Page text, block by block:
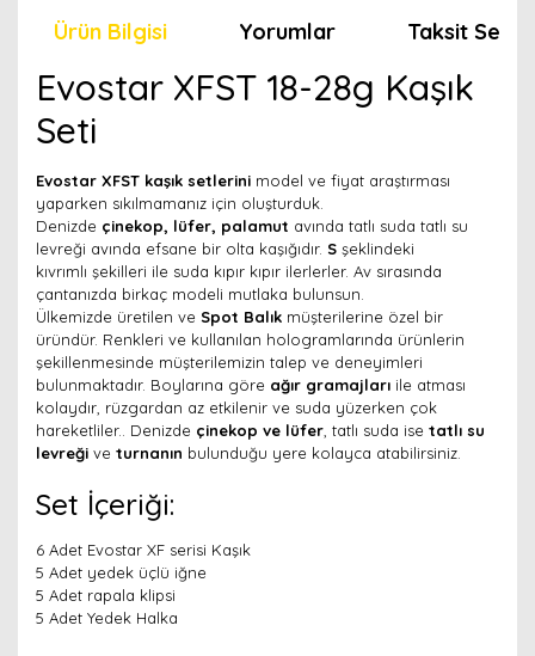
Ürün Bilgisi Yorumlar Taksit
Evostar XFST 18-28g Kaşık
Seti
Evostar XFST kaşık setlerini model ve fiyat araştırması
yaparken sıkılmamanız için oluşturduk.
Denizde çinekop, lüfer, palamut avında tatlı suda tatlı su
levreği avında efsane bir olta kaşığıdır. S şeklindeki
kıvrımlı şekilleri ile suda kıpır kıpır ilerlerler. Av sırasında
çantanızda birkaç modeli mutlaka bulunsun.
Ülkemizde üretilen ve Spot Balık müşterilerine özel bir
üründür. Renkleri ve kullanılan hologramlarında ürünlerin
şekillenmesinde müşterilemizin talep ve deneyimleri
bulunmaktadır. Boylarına göre ağır gramajları ile atması
kolaydır, rüzgardan az etkilenir ve suda yüzerken çok
hareketliler.. Denizde çinekop ve lüfer , tatlı suda ise tatlı su
levreği ve turnanın bulunduğu yere kolayca atabilirsiniz.
Set İçeriği:
6 Adet Evostar XF serisi Kaşık
5 Adet yedek üçlü iğne
5 Adet rapala klipsi
5 Adet Yedek Halka